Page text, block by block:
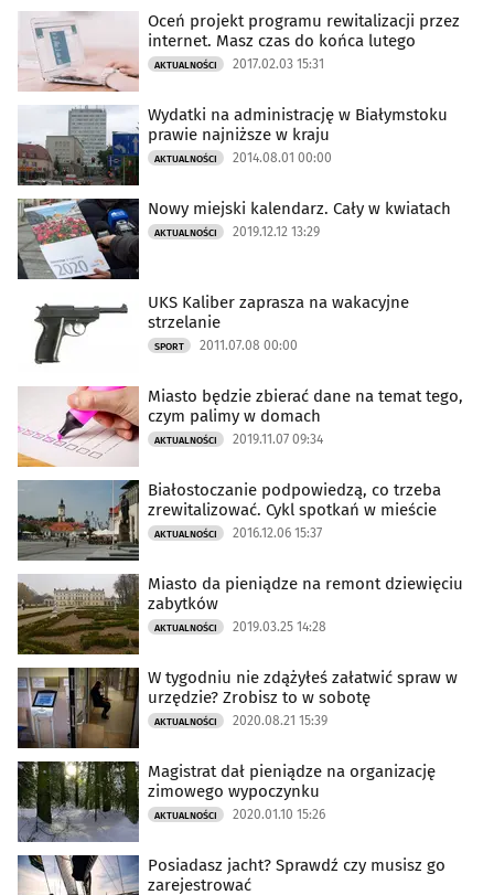
Oceń projekt programu rewitalizacji przez
internet. Masz czas do końca lutego
AKTUALNOŚCI 2017.02.03 15:31
Wydatki na administrację w Białymstoku
prawie najniższe w kraju
AKTUALNOŚCI 2014.08.01 00:00
Nowy miejski kalendarz. Cały w kwiatach
AKTUALNOŚCI 2019.12.12 13:29
UKS Kaliber zaprasza na wakacyjne
strzelanie
SPORT 2011.07.08 00:00
Miasto będzie zbierać dane na temat tego,
czym palimy w domach
AKTUALNOŚCI 2019.11.07 09:34
Białostoczanie podpowiedzą, co trzeba
zrewitalizować. Cykl spotkań w mieście
AKTUALNOŚCI 2016.12.06 15:37
Miasto da pieniądze na remont dziewięciu
zabytków
AKTUALNOŚCI 2019.03.25 14:28
W tygodniu nie zdążyłeś załatwić spraw w
urzędzie? Zrobisz to w sobotę
AKTUALNOŚCI 2020.08.21 15:39
Magistrat dał pieniądze na organizację
zimowego wypoczynku
AKTUALNOŚCI 2020.01.10 15:26
Posiadasz jacht? Sprawdź czy musisz go
zarejestrować